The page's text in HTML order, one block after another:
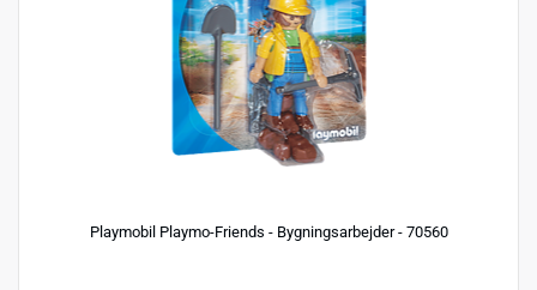
Playmobil Playmo-Friends - Bygningsarbejder - 70560